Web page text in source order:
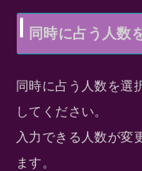
同時に占う人数
同時に占う人数を選
してください。
入力できる人数が変
ます。